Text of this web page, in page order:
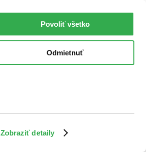
Zobraziť detaily
Povoliť všetko
Odmietnuť